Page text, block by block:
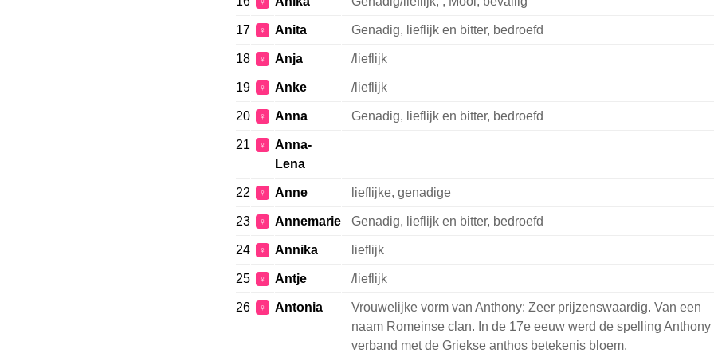
17 ♀ Anita Genadig, lieflijk en bitter, bedroefd
18 ♀ Anja /lieflijk
19 ♀ Anke /lieflijk
20 ♀ Anna Genadig, lieflijk en bitter, bedroefd
21 ♀
Anna-
Lena
22 ♀ Anne lieflijke, genadige
23 ♀ Annemarie Genadig, lieflijk en bitter, bedroefd
24 ♀ Annika lieflijk
25 ♀ Antje /lieflijk
26 ♀ Antonia
Vrouwelijke vorm van Anthony: Zeer prijzenswaardig. Van een
naam Romeinse clan. In de 17e eeuw werd de spelling Anthony
verband met de Griekse anthos betekenis bloem.